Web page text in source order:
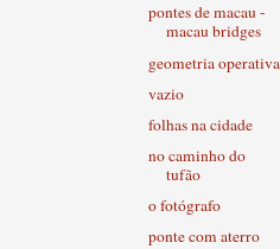
pontes de macau -
macau bridges
geometria operativa
vazio
folhas na cidade
no caminho do
tufão
o fotógrafo
ponte com aterro